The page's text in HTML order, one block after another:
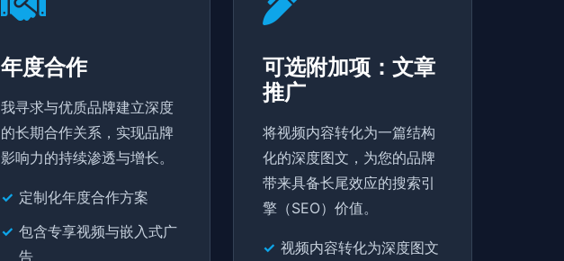
年度合作
我寻求与优质品牌建立深度
的长期合作关系，实现品牌
影响力的持续渗透与增长。
定制化年度合作方案
包含专享视频与嵌入式广
告
可选附加项：文章
推广
将视频内容转化为一篇结构
化的深度图文，为您的品牌
带来具备长尾效应的搜索引
擎（SEO）价值。
视频内容转化为深度图文